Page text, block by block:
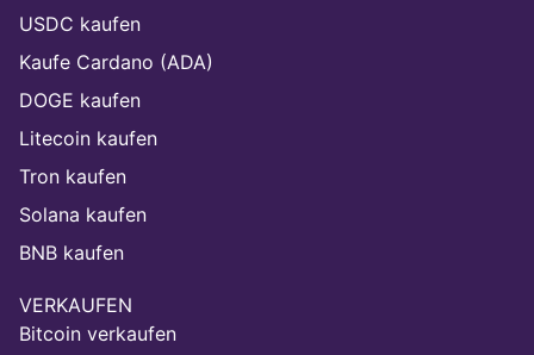
USDC kaufen
Kaufe Cardano (ADA)
DOGE kaufen
Litecoin kaufen
Tron kaufen
Solana kaufen
BNB kaufen
VERKAUFEN
Bitcoin verkaufen